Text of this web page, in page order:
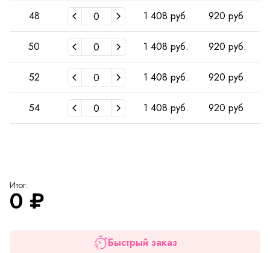
48 1 408 руб. 920 руб.
50 1 408 руб. 920 руб.
52 1 408 руб. 920 руб.
54 1 408 руб. 920 руб.
Итог:
0 ₽
Быстрый заказ